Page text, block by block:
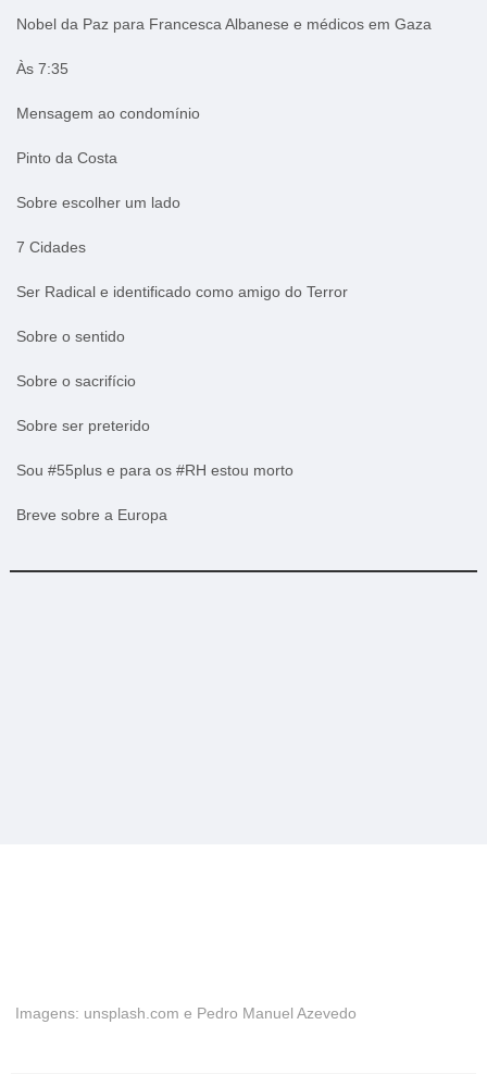
Nobel da Paz para Francesca Albanese e médicos em Gaza
Às 7:35
Mensagem ao condomínio
Pinto da Costa
Sobre escolher um lado
7 Cidades
Ser Radical e identificado como amigo do Terror
Sobre o sentido
Sobre o sacrifício
Sobre ser preterido
Sou #55plus e para os #RH estou morto
Breve sobre a Europa
Imagens: unsplash.com e Pedro Manuel Azevedo